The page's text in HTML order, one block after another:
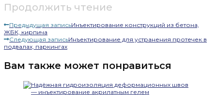
Продолжить чтение
Предыдущая записьИнъектирование конструкций из бетона,
ЖБК, кирпича
Следующая записьИнъектирование для устранения протечек в
подвалах, паркингах
Вам также может понравиться